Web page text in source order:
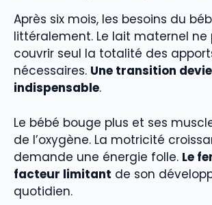
Après six mois, les besoins du
littéralement. Le lait maternel ne
couvrir seul la totalité des
nécessaires. Une transition
indispensable.
Le bébé bouge plus et ses
de l’oxygène. La motricité
demande une énergie folle. Le
facteur limitant de son
quotidien.